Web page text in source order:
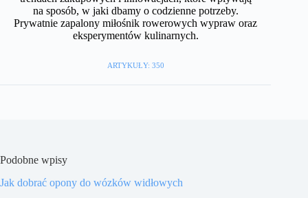
na sposób, w jaki dbamy o codzienne potrzeby.
Prywatnie zapalony miłośnik rowerowych wypraw oraz
eksperymentów kulinarnych.
ARTYKUŁY: 350
Podobne wpisy
Jak dobrać opony do wózków widłowych